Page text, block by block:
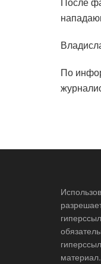
По
материал.